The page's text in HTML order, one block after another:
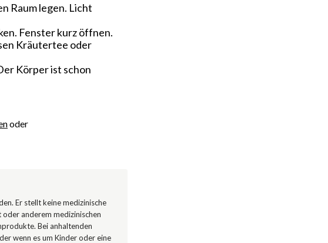
Raum legen. Licht
Fenster kurz öffnen.
Kräutertee oder
Körper ist schon
oder
Er stellt keine medizinische
anderem medizinischen
Bei anhaltenden
wenn es um Kinder oder eine